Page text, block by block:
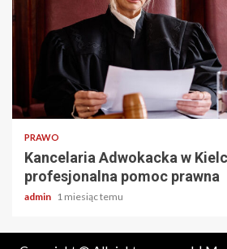
2 min odczytu
PRAWO
Kancelaria Adwokacka w
profesjonalna pomoc prawna
admin 1 miesiąc temu